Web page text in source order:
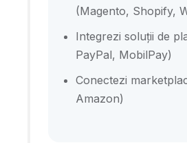
(Magento, Shopify,
Integrezi soluții de
PayPal, MobilPay)
Conectezi
Amazon)